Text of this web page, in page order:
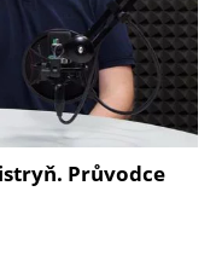
Průvodce